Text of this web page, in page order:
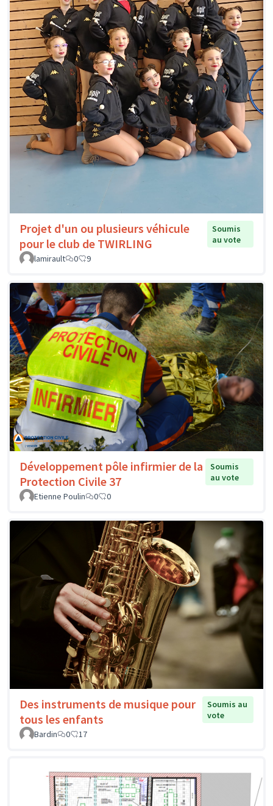
Projet d'un ou plusieurs véhicule
pour le club de TWIRLING
Soumis
au vote
lamirault
0 9
Développement pôle infirmier de la
Protection Civile 37
Soumis
au vote
Etienne Poulin
0 0
Des instruments de musique pour
tous les enfants
Soumis au
vote
Bardin
0 17